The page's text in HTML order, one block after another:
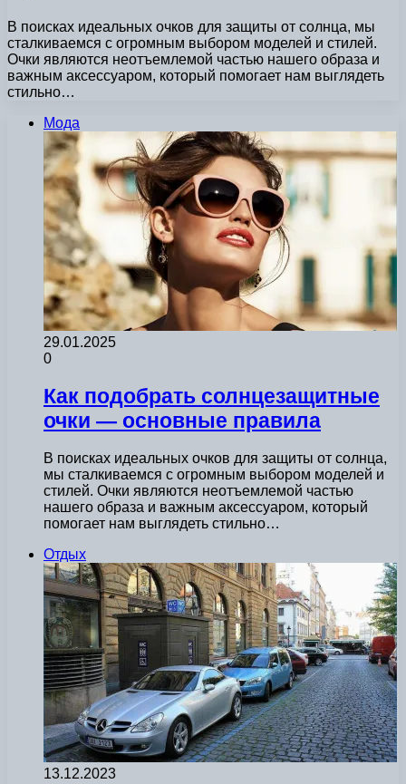
В поисках идеальных очков для защиты от солнца, мы
сталкиваемся с огромным выбором моделей и стилей.
Очки являются неотъемлемой частью нашего образа и
важным аксессуаром, который помогает нам выглядеть
стильно…
Мода
29.01.2025
0
Как подобрать солнцезащитные
очки — основные правила
В поисках идеальных очков для защиты от солнца,
мы сталкиваемся с огромным выбором моделей и
стилей. Очки являются неотъемлемой частью
нашего образа и важным аксессуаром, который
помогает нам выглядеть стильно…
Отдых
13.12.2023